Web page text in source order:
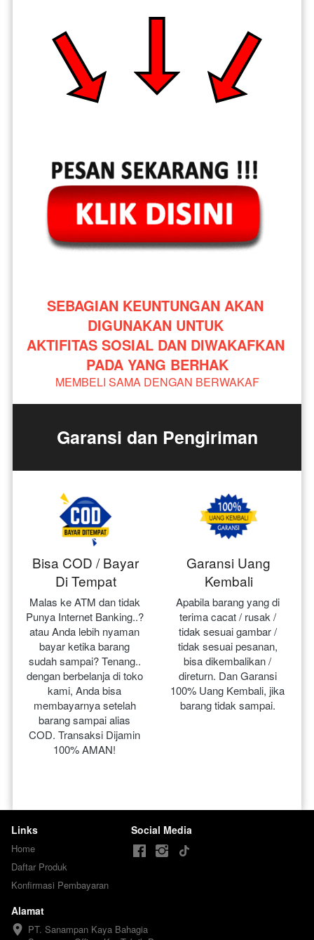
SEBAGIAN KEUNTUNGAN AKAN
DIGUNAKAN UNTUK
AKTIFITAS SOSIAL DAN DIWAKAFKAN
PADA YANG BERHAK
MEMBELI SAMA DENGAN BERWAKAF
Garansi dan Pengiriman
Bisa COD / Bayar
Di Tempat
Malas ke ATM dan tidak
Punya Internet Banking..?
atau Anda lebih nyaman
bayar ketika barang
sudah sampai? Tenang..
dengan berbelanja di toko
kami, Anda bisa
membayarnya setelah
barang sampai alias
COD. Transaksi Dijamin
100% AMAN!
Garansi Uang
Kembali
Apabila barang yang di
terima cacat / rusak /
tidak sesuai gambar /
tidak sesuai pesanan,
bisa dikembalikan /
direturn. Dan Garansi
100% Uang Kembali, jika
barang tidak sampai.
Links
Home
Daftar Produk
Konfirmasi Pembayaran
Social Media
Alamat
PT. Sanampan Kaya Bahagia